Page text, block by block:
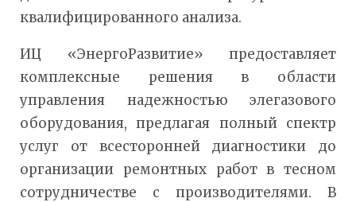
квалифицированного анализа.
ИЦ «ЭнергоРазвитие» предоставляет
комплексные решения в области
управления надежностью элегазового
оборудования, предлагая полный спектр
услуг от всесторонней диагностики до
организации ремонтных работ в тесном
сотрудничестве с производителями. В